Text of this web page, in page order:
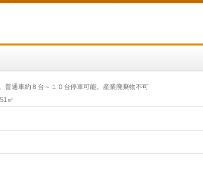
通車約８台～１０台停車可能。産業廃棄物不可
㎡